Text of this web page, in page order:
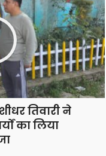
तिवारी ने
का लिया